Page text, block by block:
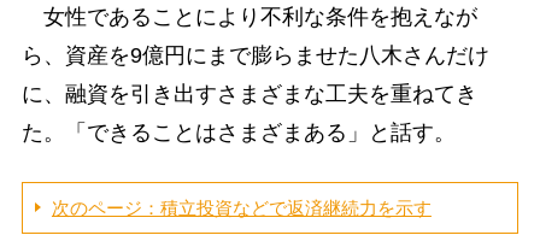
女性であることにより不利な条件を抱えなが
ら、資産を9億円にまで膨らませた八木さんだけ
に、融資を引き出すさまざまな工夫を重ねてき
た。「できることはさまざまある」と話す。
次のページ：積立投資などで返済継続力を示す